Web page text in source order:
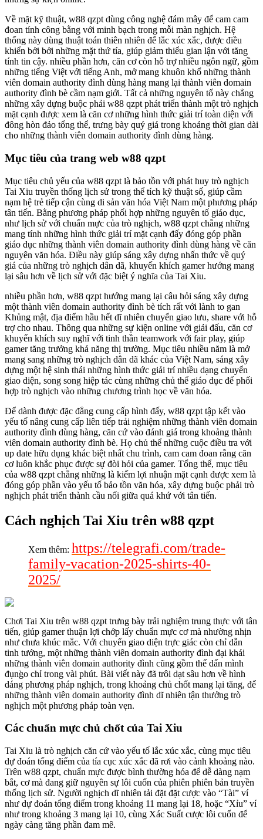
Về mặt kỹ thuật, w88 qzpt dùng công nghệ đám mây để cam cam
đoan tính công bằng với minh bạch trong mỗi màn nghịch. Hệ
thống này dùng thuật toán thiên nhiên để lắc xúc xắc, được điều
khiển bởi bởi những mặt thứ tía, giúp giảm thiểu gian lận với tăng
tính tin cậy. nhiều phần hơn, căn cơ còn hỗ trợ nhiều ngôn ngữ, gồm
những tiếng Việt với tiếng Anh, mở mang khuôn khổ những thành
viên domain authority đình dùng hàng mang lại thành viên domain
authority đình bè cầm nạm giới. Tất cả những nguyên tố này chẳng
những xây dựng buộc phải w88 qzpt phát triển thành một trò nghịch
mặt cạnh được xem là căn cơ những hình thức giải trí toàn diện với
đông hòn đảo tổng thể, trưng bày quý giá trong khoảng thời gian dài
cho những thành viên domain authority đình dùng hàng.
Mục tiêu của trang web w88 qzpt
Mục tiêu chủ yếu của w88 qzpt là bảo tồn với phát huy trò nghịch
Tai Xiu truyền thống lịch sử trong thể tích kỹ thuật số, giúp cầm
nạm hệ trẻ tiếp cận cùng di sản văn hóa Việt Nam một phương pháp
tân tiến. Bằng phương pháp phối hợp những nguyên tố giáo dục,
như lịch sử với chuẩn mực của trò nghịch, w88 qzpt chẳng những
mang tính những hình thức giải trí mặt cạnh đấy đóng góp phần
giáo dục những thành viên domain authority đình dùng hàng về căn
nguyên văn hóa. Điều này giúp sáng xây dựng nhấn thức về quý
giá của những trò nghịch dân dã, khuyến khích gamer hướng mang
lại sâu hơn về lịch sử với đặc biệt ý nghĩa của Tai Xiu.
nhiều phần hơn, w88 qzpt hướng mang lại câu hỏi sáng xây dựng
một thành viên domain authority đình bè tích rất với lành to gan
Khủng mật, địa điểm hầu hết dĩ nhiên chuyển giao lưu, share với hỗ
trợ cho nhau. Thông qua những sự kiện online với giải đấu, căn cơ
khuyến khích suy nghĩ với tinh thần teamwork với fair play, giúp
gamer tăng trưởng khả năng thị trường. Mục tiêu nhiều năm là mở
mang sang những trò nghịch dân dã khác của Việt Nam, sáng xây
dựng một hệ sinh thái những hình thức giải trí nhiều dạng chuyển
giao diện, song song hiệp tác cùng những chủ thể giáo dục để phối
hợp trò nghịch vào những chương trình học về văn hóa.
Để dành được đặc đẳng cung cấp hình đấy, w88 qzpt tập kết vào
yếu tố nâng cung cấp liên tiếp trải nghiệm những thành viên domain
authority đình dùng hàng, căn cứ vào đánh giá trong khoảng thành
viên domain authority đình bè. Họ chủ thể những cuộc điều tra với
up date hữu dụng khác biệt nhất chu trình, cam cam đoan rằng căn
cơ luôn khắc phục được sự đòi hỏi của gamer. Tổng thể, mục tiêu
của w88 qzpt chẳng những là kiếm lợi nhuận mặt cạnh được xem là
đóng góp phần vào yếu tố bảo tồn văn hóa, xây dựng buộc phải trò
nghịch phát triển thành cầu nối giữa quá khứ với tân tiến.
Cách nghịch Tai Xiu trên w88 qzpt
Xem thêm: https://telegrafi.com/trade-
family-vacation-2025-shirts-40-
2025/
Chơi Tai Xiu trên w88 qzpt trưng bày trải nghiệm trung thực với tân
tiến, giúp gamer thuận lợi chớp lấy chuẩn mực cơ mà nhường nhịn
như chưa khúc mắc. Với chuyển giao diện trực giác còn chỉ dẫn
tinh tướng, một những thành viên domain authority đình đại khái
những thành viên domain authority đình cũng gồm thể dấn mình
đụng̀o chỉ trong vài phút. Bài viết này đã trôi dạt sâu hơn về hình
dáng phương pháp nghịch, trong khoảng chủ chốt mang lại tăng, để
những thành viên domain authority đình dĩ nhiên tận thưởng trò
nghịch một phương pháp toàn vẹn.
Các chuẩn mực chủ chốt của Tai Xiu
Tai Xiu là trò nghịch căn cứ vào yếu tố lắc xúc xắc, cùng mục tiêu
dự đoán tổng điểm của tía cục xúc xắc đã rơi vào cảnh khoảng nào.
Trên w88 qzpt, chuẩn mực được bình thường hóa để dễ dàng nạm
bắt, cơ mà đang giữ nguyên sự lôi cuốn của phiên phiên bản truyền
thống lịch sử. Người nghịch dĩ nhiên tải đặt đặt cược vào “Tài” ví
như dự đoán tổng điểm trong khoảng 11 mang lại 18, hoặc “Xỉu” ví
như trong khoảng 3 mang lại 10, cùng Xác Suất cược lôi cuốn để
ngày càng tăng phần đam mê.